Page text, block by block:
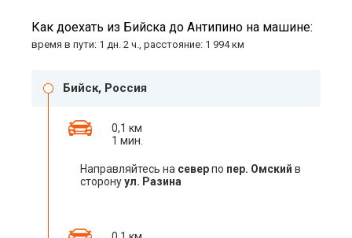
Как доехать из Бийска до Антипино на машине:
время в пути: 1 дн. 2 ч., расстояние: 1 994 км
Бийск, Россия
0,1 км
1 мин.
Направляйтесь на северпо пер. Омский в
сторонуул. Разина